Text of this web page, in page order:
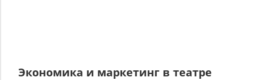
Экономика и маркетинг в театре